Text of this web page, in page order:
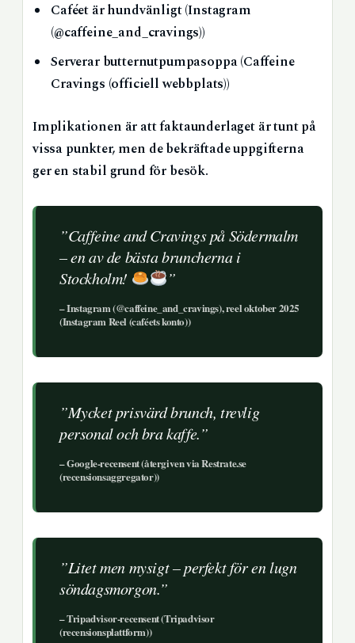
Caféet är hundvänligt (Instagram
(@caffeine_and_cravings))
Serverar butternutpumpasoppa (Caffeine
Cravings (officiell webbplats))
Implikationen är att faktaunderlaget är tunt på
vissa punkter, men de bekräftade uppgifterna
ger en stabil grund för besök.
”Caffeine and Cravings på Södermalm
– en av de bästa bruncherna i
Stockholm!
”
– Instagram (@caffeine_and_cravings), reel oktober 2025
(Instagram Reel (caféets konto))
”Mycket prisvärd brunch, trevlig
personal och bra kaffe.”
– Google-recensent (återgiven via Restrate.se
(recensionsaggregator))
”Litet men mysigt – perfekt för en lugn
söndagsmorgon.”
– Tripadvisor-recensent (Tripadvisor
(recensionsplattform))